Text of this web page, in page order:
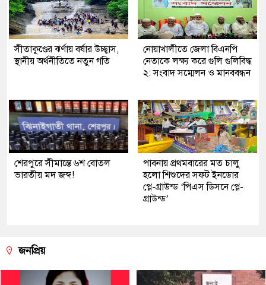
সীতাকুণ্ডের ঝর্ণায় বর্ষার উচ্ছ্বাস,
স্থানীয় অর্থনীতিতে নতুন গতি
নোয়াখালীতে জেলা বিএনপি
নেতাকে লক্ষ্য করে গুলি গুলিবিদ্ধ
২: সংবাদ সম্মেলন ও মানববন্ধন
শেরপুরে সীমান্তে ৬শ বোতল
ভারতীয় মদ জব্দ!
পাবনায় প্রথমবারের মত চালু
হলো শিশুদের সফট ইনডোর
প্লে-গ্রাউন্ড ‘পিএস ডিসনে প্লে-
গ্রাউন্ড’
জনপ্রিয়